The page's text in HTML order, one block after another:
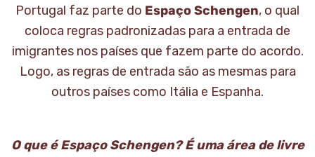
Portugal faz parte do Espaço Schengen, o qual
coloca regras padronizadas para a entrada de
imigrantes nos países que fazem parte do acordo.
Logo, as regras de entrada são as mesmas para
outros países como Itália e Espanha.
O que é Espaço Schengen? É uma área de livre